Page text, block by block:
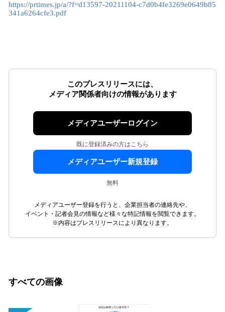
https://prtimes.jp/a/?f=d13597-20211104-c7d0b4fe3269e0649b85
341a6264cfe3.pdf
このプレスリリースには、
メディア関係者向けの情報があります
メディアユーザーログイン
既に登録済みの方はこちら
メディアユーザー新規登録
無料
メディアユーザー登録を行うと、企業担当者の連絡先や、
イベント・記者会見の情報など様々な特記情報を閲覧できます。
※内容はプレスリリースにより異なります。
すべての画像